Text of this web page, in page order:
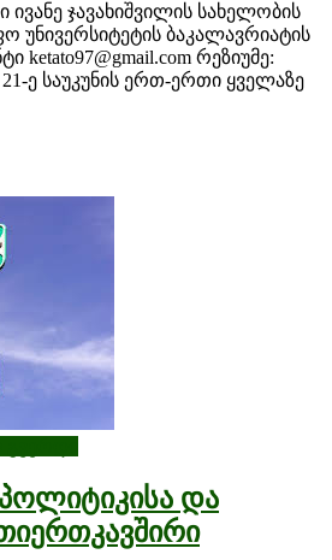
ივანე ჯავახიშვილის სახელობის
უნივერსიტეტის ბაკალავრიატის
ketato97@gmail.com რეზიუმე:
ე საუკუნის ერთ-ერთი ყველაზე
და